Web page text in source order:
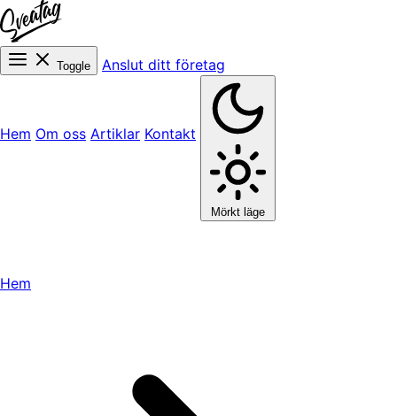
Toggle Anslut ditt företag
Hem Om oss Artiklar Kontakt
Mörkt läge
Hem